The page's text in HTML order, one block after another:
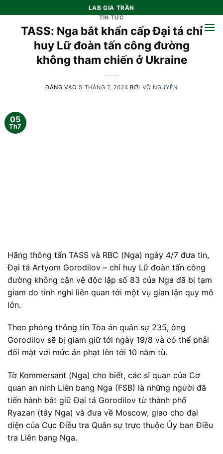
qua
LAB GIA TRẦN
TIN TỨC
TASS: Nga bắt khẩn cấp Đại tá chỉ
huy Lữ đoàn tấn công đường
không tham chiến ở Ukraine
ĐĂNG VÀO 5 THÁNG 7, 2024 BỞI VÕ NGUYỄN
05
Th7
Hãng thông tấn TASS và RBC (Nga) ngày 4/7 đưa tin,
Đại tá Artyom Gorodilov – chỉ huy Lữ đoàn tấn công
đường không cận vệ độc lập số 83 của Nga đã bị tạm
giam do tình nghi liên quan tới một vụ gian lận quy mô
lớn.
Theo phòng thông tin Tòa án quân sự 235, ông
Gorodilov sẽ bị giam giữ tới ngày 19/8 và có thể phải
đối mặt với mức án phạt lên tới 10 năm tù.
Tờ Kommersant (Nga) cho biết, các sĩ quan của Cơ
quan an ninh Liên bang Nga (FSB) là những người đã
tiến hành bắt giữ Đại tá Gorodilov từ thành phố
Ryazan (tây Nga) và đưa về Moscow, giao cho đại
diện của Cục Điều tra Quân sự trực thuộc Ủy ban Điều
tra Liên bang Nga.